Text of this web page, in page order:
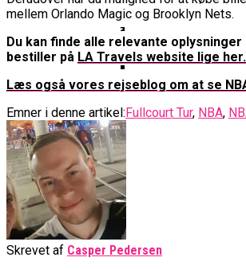
Bakken Bears
Misser
Gruppespil
Spilletid I
Portland Trail
Medie: Lebron
Spidsen For USA
Medlemstal I Dansk
Fremgang For 12. År I
mellem Orlando Magic og Brooklyn Nets.
Du kan finde alle relevante
bestiller på LA Travels website lige her.
Læs også vores rejseblog om at se
Emner i denne artikel:Fullcourt Tur, NBA,
Skrevet af Casper Pedersen